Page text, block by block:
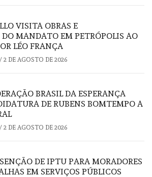
VISITA OBRAS E
MANDATO EM PETRÓPOLIS AO
LÉO FRANÇA
/ 2 DE AGOSTO DE 2026
BRASIL DA ESPERANÇA
DE RUBENS BOMTEMPO A
/ 2 DE AGOSTO DE 2026
DE IPTU PARA MORADORES
EM SERVIÇOS PÚBLICOS